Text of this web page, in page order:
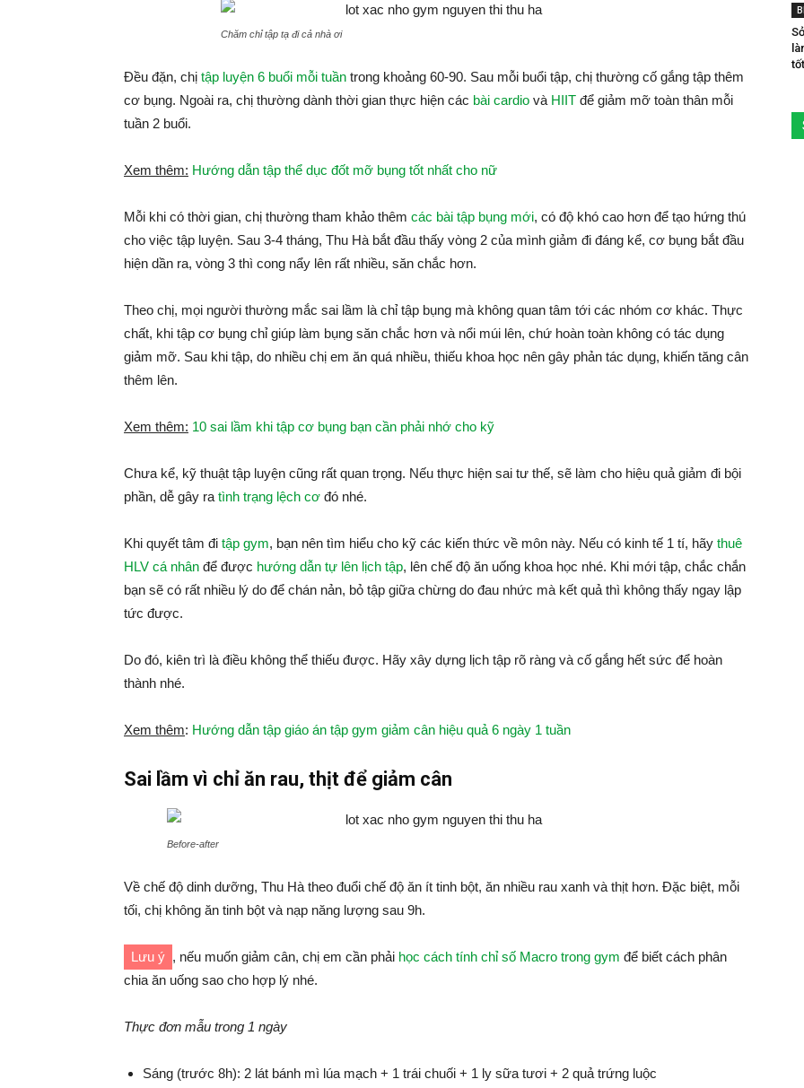
Chăm chỉ tập tạ đi cả nhà ơi
Đều đặn, chị tập luyện 6 buổi mỗi tuần trong khoảng 60-90. Sau mỗi buổi tập, chị thường cố gắng tập thêm
cơ bụng. Ngoài ra, chị thường dành thời gian thực hiện các bài cardio và HIIT để giảm mỡ toàn thân mỗi
tuần 2 buổi.
Xem thêm: Hướng dẫn tập thể dục đốt mỡ bụng tốt nhất cho nữ
Mỗi khi có thời gian, chị thường tham khảo thêm các bài tập bụng mới, có độ khó cao hơn để tạo hứng thú
cho việc tập luyện. Sau 3-4 tháng, Thu Hà bắt đầu thấy vòng 2 của mình giảm đi đáng kể, cơ bụng bắt đầu
hiện dần ra, vòng 3 thì cong nẩy lên rất nhiều, săn chắc hơn.
Theo chị, mọi người thường mắc sai lầm là chỉ tập bụng mà không quan tâm tới các nhóm cơ khác. Thực
chất, khi tập cơ bụng chỉ giúp làm bụng săn chắc hơn và nổi múi lên, chứ hoàn toàn không có tác dụng
giảm mỡ. Sau khi tập, do nhiều chị em ăn quá nhiều, thiếu khoa học nên gây phản tác dụng, khiến tăng cân
thêm lên.
Xem thêm: 10 sai lầm khi tập cơ bụng bạn cần phải nhớ cho kỹ
Chưa kể, kỹ thuật tập luyện cũng rất quan trọng. Nếu thực hiện sai tư thế, sẽ làm cho hiệu quả giảm đi bội
phần, dễ gây ra tình trạng lệch cơ đó nhé.
Khi quyết tâm đi tập gym, bạn nên tìm hiểu cho kỹ các kiến thức về môn này. Nếu có kinh tế 1 tí, hãy thuê
HLV cá nhân để được hướng dẫn tự lên lịch tập, lên chế độ ăn uống khoa học nhé. Khi mới tập, chắc chắn
bạn sẽ có rất nhiều lý do để chán nản, bỏ tập giữa chừng do đau nhức mà kết quả thì không thấy ngay lập
tức được.
Do đó, kiên trì là điều không thể thiếu được. Hãy xây dựng lịch tập rõ ràng và cố gắng hết sức để hoàn
thành nhé.
Xem thêm: Hướng dẫn tập giáo án tập gym giảm cân hiệu quả 6 ngày 1 tuần
Sai lầm vì chỉ ăn rau, thịt để giảm cân
Before-after
Về chế độ dinh dưỡng, Thu Hà theo đuổi chế độ ăn ít tinh bột, ăn nhiều rau xanh và thịt hơn. Đặc biệt, mỗi
tối, chị không ăn tinh bột và nạp năng lượng sau 9h.
Lưu ý , nếu muốn giảm cân, chị em cần phải học cách tính chỉ số Macro trong gym để biết cách phân
chia ăn uống sao cho hợp lý nhé.
Thực đơn mẫu trong 1 ngày
Sáng (trước 8h): 2 lát bánh mì lúa mạch + 1 trái chuối + 1 ly sữa tươi + 2 quả trứng luộc